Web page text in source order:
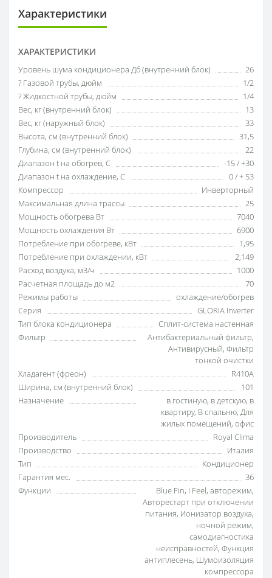
Характеристики
ХАРАКТЕРИСТИКИ
Уровень шума кондиционера Дб (внутренний блок)
26
? Газовой трубы, дюйм
1/2
? Жидкостной трубы, дюйм
1/4
Вес, кг (внутренний блок)
13
Вес, кг (наружный блок)
33
Высота, см (внутренний блок)
31,5
Глубина, см (внутренний блок)
22
Диапазон t на обогрев, С
-15 / +30
Диапазон t на охлаждение, С
0 / + 53
Компрессор
Инверторный
Максимальная длина трассы
25
Мощность обогрева Вт
7040
Мощность охлаждения Вт
6900
Потребление при обогреве, кВт
1,95
Потребление при охлаждении, кВт
2,149
Расход воздуха, м3/ч
1000
Расчетная площадь до м2
70
Режимы работы
охлаждение/обогрев
Серия
GLORIA Inverter
Тип блока кондиционера
Сплит-система настенная
Фильтр
Антибактериальный фильтр,
Антивирусный, Фильтр
тонкой очистки
Хладагент (фреон)
R410A
Ширина, см (внутренний блок)
101
Назначение
в гостиную, в детскую, в
квартиру, В спальню, Для
жилых помещений, офис
Производитель
Royal Clima
Производство
Италия
Тип
Кондиционер
Гарантия мес.
36
Функции
Blue Fin, I Feel, авторежим,
Авторестарт при отключении
питания, Ионизатор воздуха,
ночной режим,
самодиагностика
неисправностей, Функция
антиплесень, Шумоизоляция
компрессора